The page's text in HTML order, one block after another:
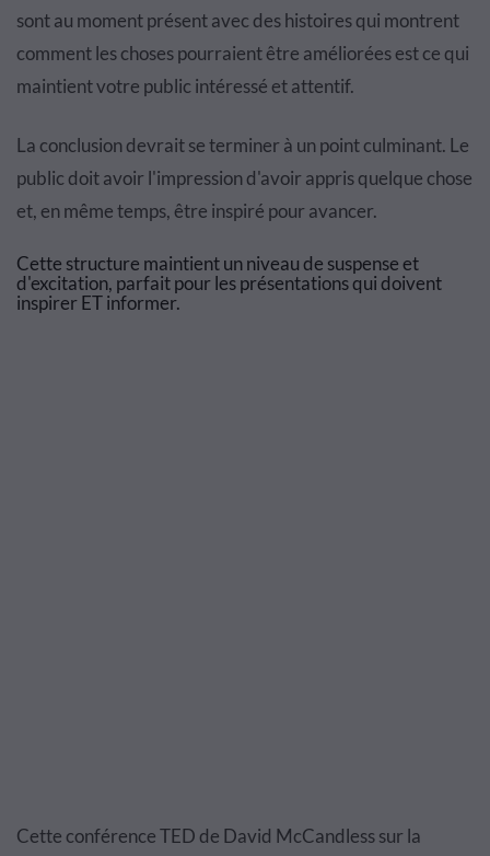
sont au moment présent avec des histoires qui montrent
comment les choses pourraient être améliorées est ce qui
maintient votre public intéressé et attentif.
La conclusion devrait se terminer à un point culminant. Le
public doit avoir l'impression d'avoir appris quelque chose
et, en même temps, être inspiré pour avancer.
Cette structure maintient un niveau de suspense et
d'excitation, parfait pour les présentations qui doivent
inspirer ET informer.
Cette conférence TED de David McCandless sur la